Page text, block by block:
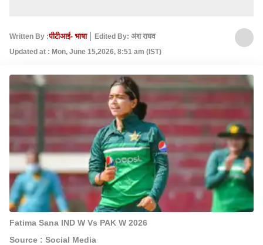
Written By :पीटीआई- भाषा
Edited By: अंश राघव
Updated at : Mon, June 15,2026, 8:51 am (IST)
Fatima Sana IND W Vs PAK W 2026
Source : Social Media